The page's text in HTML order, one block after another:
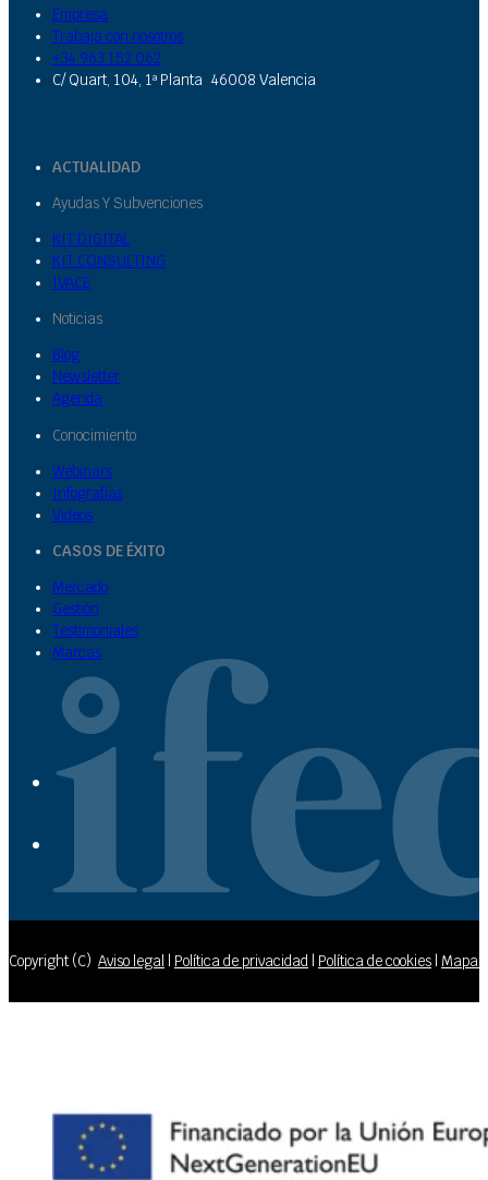
Empresa
Trabaja con nosotros
+34 963 152 062
C/ Quart, 104, 1ª Planta 46008 Valencia
ACTUALIDAD
Ayudas Y Subvenciones
KIT DIGITAL
KIT CONSULTING
IVACE
Noticias
Blog
Newsletter
Agenda
Conocimiento
Webinars
Infografías
Videos
CASOS DE ÉXITO
Mercado
Gestión
Testimoniales
Marcas
Copyright (C) Aviso legal Política de privacidad Política de cookies Mapa